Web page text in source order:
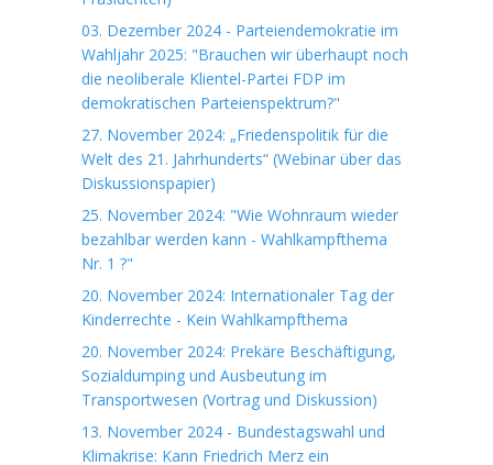
03. Dezember 2024 - Parteiendemokratie im
Wahljahr 2025: "Brauchen wir überhaupt noch
die neoliberale Klientel-Partei FDP im
demokratischen Parteienspektrum?"
27. November 2024: „Friedenspolitik für die
Welt des 21. Jahrhunderts“ (Webinar über das
Diskussionspapier)
25. November 2024: "Wie Wohnraum wieder
bezahlbar werden kann - Wahlkampfthema
Nr. 1 ?"
20. November 2024: Internationaler Tag der
Kinderrechte - Kein Wahlkampfthema
20. November 2024: Prekäre Beschäftigung,
Sozialdumping und Ausbeutung im
Transportwesen (Vortrag und Diskussion)
13. November 2024 - Bundestagswahl und
Klimakrise: Kann Friedrich Merz ein